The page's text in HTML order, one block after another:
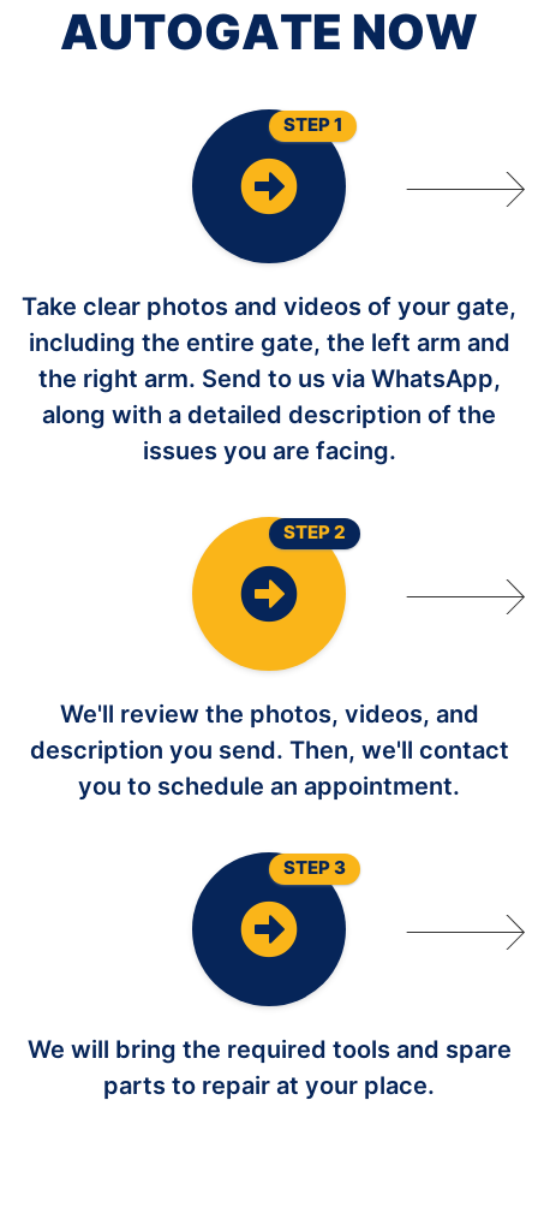
AUTOGATE NOW
Take clear photos and videos of your gate,
including the entire gate, the left arm and
the right arm. Send to us via WhatsApp,
along with a detailed description of the
issues you are facing.
STEP 1
We'll review the photos, videos, and
description you send. Then, we'll contact
you to schedule an appointment.
STEP 2
We will bring the required tools and spare
parts to repair at your place.
STEP 3